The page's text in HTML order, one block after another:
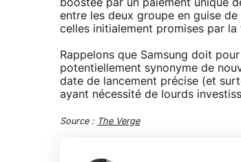
boostée par un paiement unique
entre les deux groupe en guise de
celles initialement promises par
Rappelons que Samsung doit
potentiellement synonyme de
date de lancement précise (et
ayant nécessité de lourds
Source : The Verge